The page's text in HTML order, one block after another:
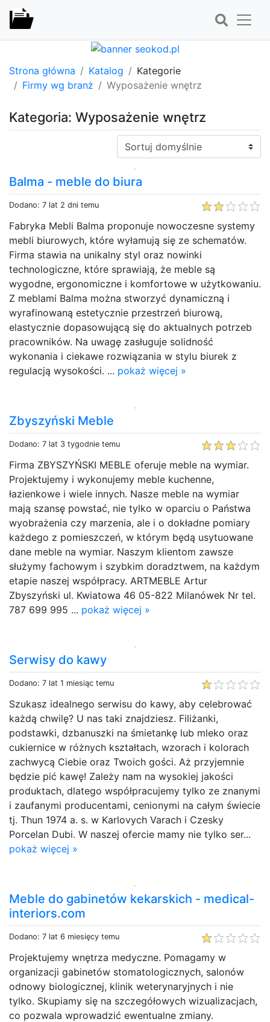
Strona główna Katalog
Kategorie
Firmy wg branż
Wyposażenie wnętrz
Kategoria: Wyposażenie wnętrz
Sortuj:
Balma - meble do biura
Dodano: 7 lat 2 dni temu
Fabryka Mebli Balma proponuje nowoczesne systemy
mebli biurowych, które wyłamują się ze schematów.
Firma stawia na unikalny styl oraz nowinki
technologiczne, które sprawiają, że meble są
wygodne, ergonomiczne i komfortowe w użytkowaniu.
Z meblami Balma można stworzyć dynamiczną i
wyrafinowaną estetycznie przestrzeń biurową,
elastycznie dopasowującą się do aktualnych potrzeb
pracowników. Na uwagę zasługuje solidność
wykonania i ciekawe rozwiązania w stylu biurek z
regulacją wysokości. ... pokaż więcej »
Zbyszyński Meble
Dodano: 7 lat 3 tygodnie temu
Firma ZBYSZYŃSKI MEBLE oferuje meble na wymiar.
Projektujemy i wykonujemy meble kuchenne,
łazienkowe i wiele innych. Nasze meble na wymiar
mają szansę powstać, nie tylko w oparciu o Państwa
wyobrażenia czy marzenia, ale i o dokładne pomiary
każdego z pomieszczeń, w którym będą usytuowane
dane meble na wymiar. Naszym klientom zawsze
służymy fachowym i szybkim doradztwem, na każdym
etapie naszej współpracy. ARTMEBLE Artur
Zbyszyński ul. Kwiatowa 46 05-822 Milanówek Nr tel.
787 699 995 ... pokaż więcej »
Serwisy do kawy
Dodano: 7 lat 1 miesiąc temu
Szukasz idealnego serwisu do kawy, aby celebrować
każdą chwilę? U nas taki znajdziesz. Filiżanki,
podstawki, dzbanuszki na śmietankę lub mleko oraz
cukiernice w różnych kształtach, wzorach i kolorach
zachwycą Ciebie oraz Twoich gości. Aż przyjemnie
będzie pić kawę! Zależy nam na wysokiej jakości
produktach, dlatego współpracujemy tylko ze znanymi
i zaufanymi producentami, cenionymi na całym świecie
tj. Thun 1974 a. s. w Karlovych Varach i Czesky
Porcelan Dubi. W naszej ofercie mamy nie tylko ser...
pokaż więcej »
Meble do gabinetów kekarskich - medical-
interiors.com
Dodano: 7 lat 6 miesięcy temu
Projektujemy wnętrza medyczne. Pomagamy w
organizacji gabinetów stomatologicznych, salonów
odnowy biologicznej, klinik weterynaryjnych i nie
tylko. Skupiamy się na szczegółowych wizualizacjach,
co pozwala wprowadzić ewentualne zmiany.